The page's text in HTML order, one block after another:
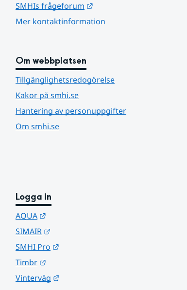
SMHIs frågeforum
Mer kontaktinformation
Om webbplatsen
Tillgänglighetsredogörelse
Kakor på smhi.se
Hantering av personuppgifter
Om smhi.se
Logga in
AQUA
SIMAIR
SMHI Pro
Timbr
Vinterväg